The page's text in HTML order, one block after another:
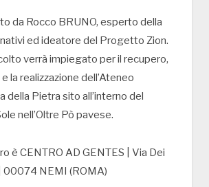
da Rocco BRUNO, esperto della
ed ideatore del Progetto Zion.
verrà impiegato per il recupero,
la realizzazione dell’Ateneo
della Pietra sito all’interno del
nell’Oltre Pò pavese.
è CENTRO AD GENTES | Via Dei
00074 NEMI (ROMA)